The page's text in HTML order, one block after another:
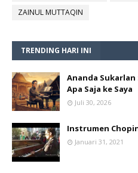
ZAINUL MUTTAQIN
TRENDING HARI INI
Ananda Sukarlan
Apa Saja ke Saya
Juli 30, 2026
Instrumen
Januari 31, 2021